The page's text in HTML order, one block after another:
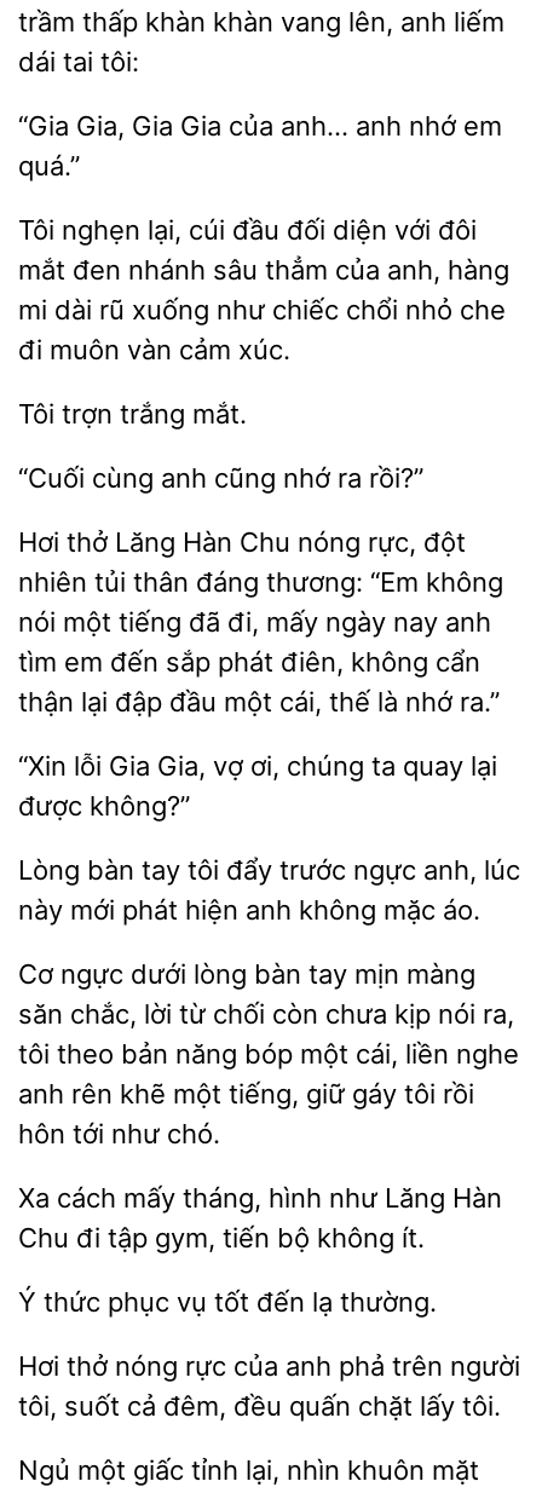
trầm
khàn khàn vang lên, anh liếm
dái tai tôi:
“Gia Gia, Gia của anh… anh em
Tôi nghẹn lại, cúi đối
với đôi
mắt đen nhánh sâu thẳm của anh, hàng
mi dài rũ xuống
chiếc chổi nhỏ che
đi muôn vàn cảm xúc.
Tôi
“Cuối cùng anh nhớ
Hơi
Lăng Hàn Chu nóng rực, đột
nhiên tủi thân đáng thương: “Em không
nói một tiếng đã đi, mấy ngày nay anh
tìm
đến
phát điên, không cẩn
thận lại đập đầu một cái, thế là nhớ ra.”
lỗi Gia Gia, vợ ơi, chúng ta
lại
được
bàn tay tôi
trước ngực anh, lúc
này
phát hiện anh không mặc áo.
Cơ ngực
lòng bàn tay mịn màng
săn chắc, lời từ chối còn chưa kịp
ra,
tôi theo bản năng bóp một cái, liền nghe
anh rên khẽ một tiếng, giữ gáy tôi rồi
tới như chó.
cách mấy tháng, hình như Lăng
Chu
tập gym, tiến bộ không ít.
Ý phục vụ đến lạ
Hơi thở nóng rực của anh
trên người
suốt cả đêm, đều
chặt lấy tôi.
Ngủ một giấc lại,
khuôn mặt